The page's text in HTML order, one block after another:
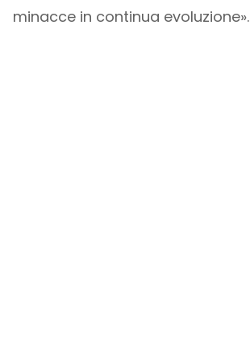
minacce in continua evoluzione».